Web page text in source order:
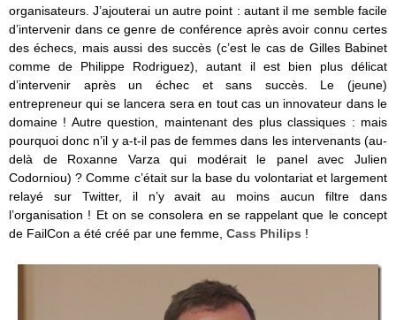
organisateurs. J’ajouterai un autre point : autant il me semble facile
d’intervenir dans ce genre de conférence après avoir connu certes
des échecs, mais aussi des succès (c’est le cas de Gilles Babinet
comme de Philippe Rodriguez), autant il est bien plus délicat
d’intervenir après un échec et sans succès. Le (jeune)
entrepreneur qui se lancera sera en tout cas un innovateur dans le
domaine ! Autre question, maintenant des plus classiques : mais
pourquoi donc n’il y a-t-il pas de femmes dans les intervenants (au-
delà de Roxanne Varza qui modérait le panel avec Julien
Codorniou) ? Comme c’était sur la base du volontariat et largement
relayé sur Twitter, il n’y avait au moins aucun filtre dans
l’organisation ! Et on se consolera en se rappelant que le concept
de FailCon a été créé par une femme, Cass Philips !